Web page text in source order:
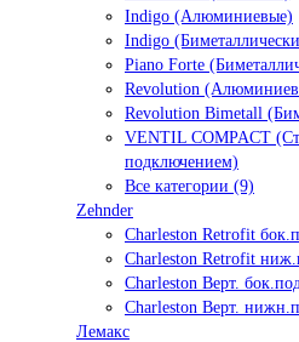
Indigo (Алюминиевые)
Indigo
Piano Forte
Revolution
Revolution Bimetall
VENTIL COMPACT
подключением)
Все категории (9)
Zehnder
Charleston Retrofit
Charleston Retrofit
Charleston Верт.
Charleston Верт.
Лемакс